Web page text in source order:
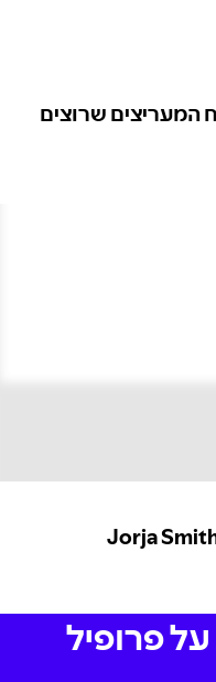
המעריצים שרוצים
פרופיל